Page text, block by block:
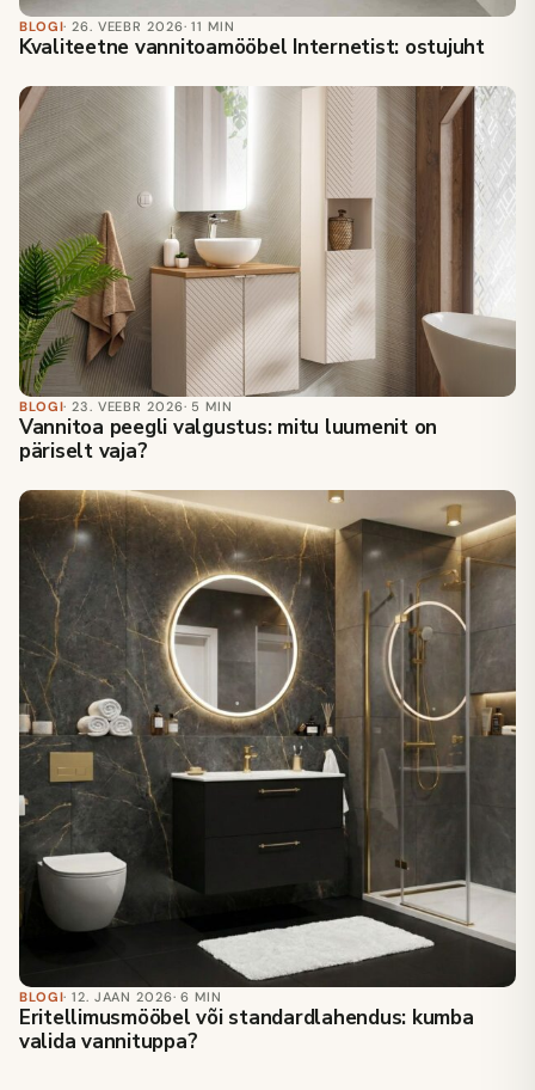
BLOGI· 26. VEEBR 2026· 11 MIN
Kvaliteetne vannitoamööbel Internetist: ostujuht
BLOGI· 23. VEEBR 2026· 5 MIN
Vannitoa peegli valgustus: mitu luumenit on
päriselt vaja?
BLOGI· 12. JAAN 2026· 6 MIN
Eritellimusmööbel või standardlahendus: kumba
valida vannituppa?